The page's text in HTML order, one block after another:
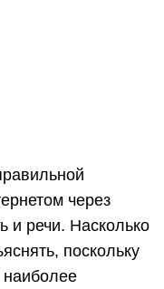
через
и речи. Насколько
поскольку
наиболее